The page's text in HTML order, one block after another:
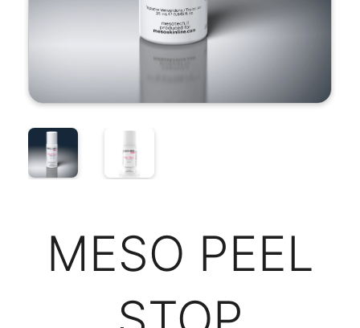
MESO PEEL